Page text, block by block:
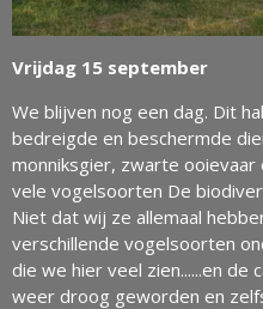
Vrijdag 15 september
We blijven nog een dag. Dit
bedreigde en beschermde
monniksgier, zwarte ooievaar
vele vogelsoorten De
Niet dat wij ze allemaal
verschillende vogelsoorten
die we hier veel zien......en de
weer droog geworden en